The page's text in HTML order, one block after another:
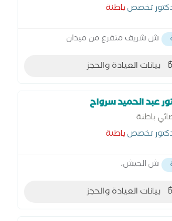
تخصصباطنة
ش شريف متفرع من ميدان
بيانات العيادة والحجز
عبد الحميد سرواح
باطنة
تخصصباطنة
ش الجيش،
بيانات العيادة والحجز